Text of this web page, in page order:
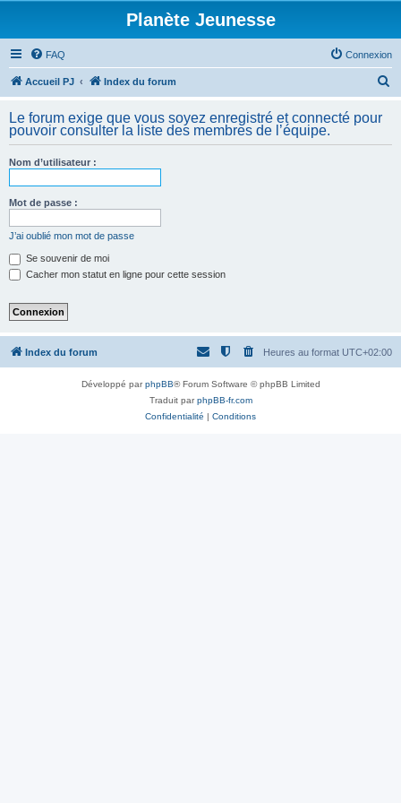
Planète Jeunesse
FAQ Connexion
Accueil PJ Index du forum
h
Le forum exige que vous soyez enregistré et connecté pour
pouvoir consulter la liste des membres de l’équipe.
Nom d’utilisateur :
Mot de passe :
J’ai oublié mon mot de passe
Se souvenir de moi
Cacher mon statut en ligne pour cette session
Index du forum Heures au format UTC+02:00
Développé parphpBB® Forum Software © phpBB Limited
Traduit parphpBB-fr.com
Confidentialité | Conditions